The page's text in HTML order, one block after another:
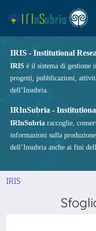
IRIS - Institutional
IRIS è il sistema di gestione
progetti, pubblicazioni,
dell’Insubria.
IRInSubria -
IRInSubria raccoglie,
informazioni sulla
dell’Insubria anche ai fini
IRIS